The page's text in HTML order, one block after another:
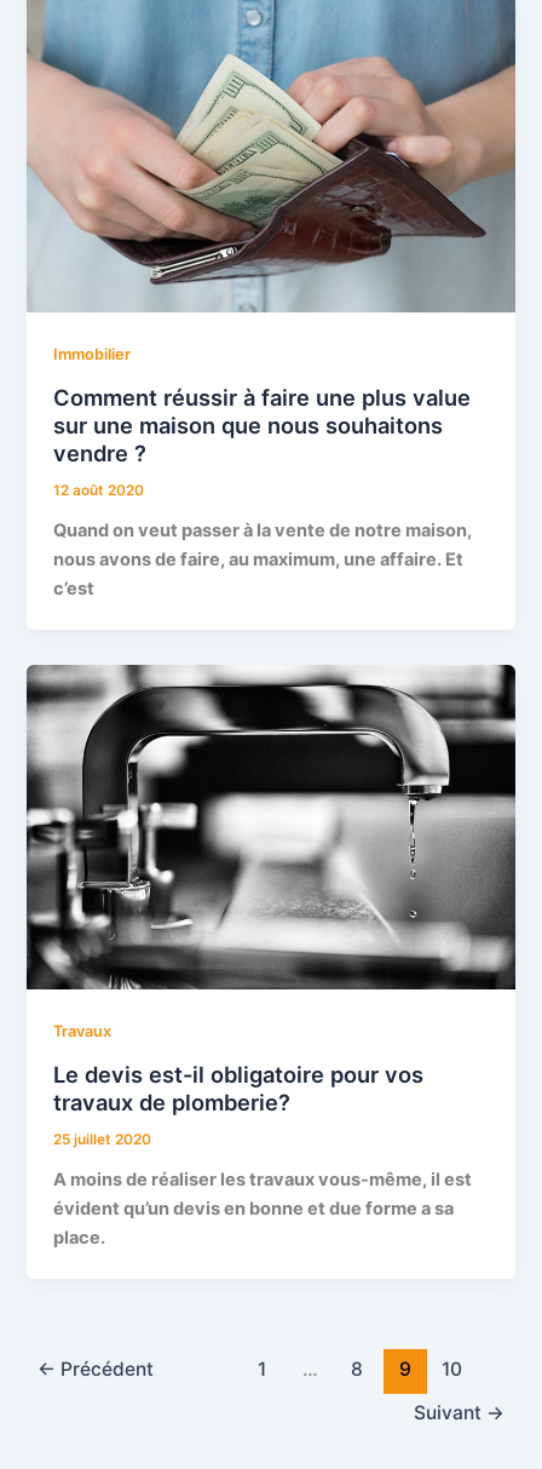
Immobilier
Comment réussir à faire une plus value
sur une maison que nous souhaitons
vendre ?
12 août 2020
Quand on veut passer à la vente de notre maison,
nous avons de faire, au maximum, une affaire. Et
c’est
Travaux
Le devis est-il obligatoire pour vos
travaux de plomberie?
25 juillet 2020
A moins de réaliser les travaux vous-même, il est
évident qu’un devis en bonne et due forme a sa
place.
← Précédent 1 … 8 9
10
Suivant →